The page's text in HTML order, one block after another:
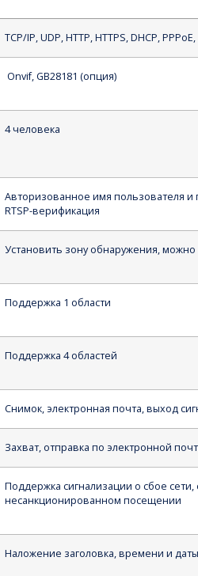
TCP/IP, UDP, HTTP, HTTPS, DHCP,
Onvif, GB28181 (опция)
4 человека
Авторизованное имя пользователя
RTSP-верификация
Установить зону обнаружения,
Поддержка 1 области
Поддержка 4 областей
Снимок, электронная почта, выход
Захват, отправка по электронной
Поддержка сигнализации о сбое
несанкционированном посещении
Наложение заголовка, времени и